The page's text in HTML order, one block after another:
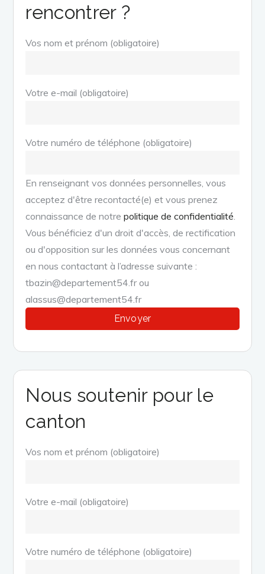
rencontrer ?
Vos nom et prénom (obligatoire)
Votre e-mail (obligatoire)
Votre numéro de téléphone (obligatoire)
En renseignant vos données personnelles, vous
acceptez d'être recontacté(e) et vous prenez
connaissance de notrepolitique de confidentialité
Vous bénéficiez d'un droit d'accès, de rectification
ou d'opposition sur les données vous concernant
en nous contactant à l’adresse suivante :
tbazin@departement54.fr ou
alassus@departement54.fr
Nous soutenir pour le
canton
Vos nom et prénom (obligatoire)
Votre e-mail (obligatoire)
Votre numéro de téléphone (obligatoire)